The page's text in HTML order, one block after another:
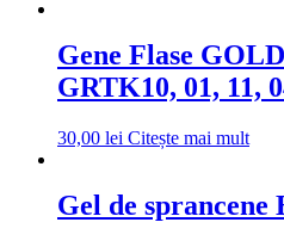
Gene Flase
GRTK10, 01, 11,
30,00 lei Citește mai mult
Gel de